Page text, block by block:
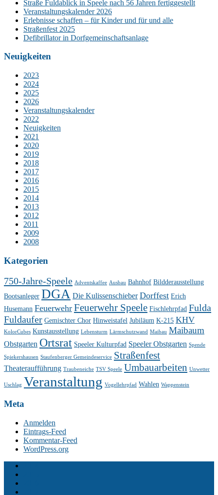
Straße Fuldablick in Speele nach 56 Jahren fertiggestellt
Veranstaltungskalender 2026
Erlebnisse schaffen – für Kinder und für und alle
Straßenfest 2025
Defibrillator in Dorfgemeinschaftsanlage
Neuigkeiten
2023
2024
2025
2026
Veranstaltungskalender
2022
Neuigkeiten
2021
2020
2019
2018
2017
2016
2015
2014
2013
2012
2011
2009
2008
Kategorien
750-Jahre-Speele Adventskaffee Ausbau Bahnhof Bildderausstellung
Bootsanleger DGA Die Kulissenschieber Dorffest Erich
Husemann Feuerwehr Feuerwehr Speele Fischlehrpfad Fulda
Fuldaufer Gemischter Chor Hinweistafel Jubiläum K-215 KHV
KolorCubes Kunstausstellung Lebensturm Lärmschutzwand Maibau Maibaum
Obstgarten Ortsrat Speeler Kulturpfad Speeler Obstgarten Spende
Spiekershausen Staufenberger Gemeindeservice Straßenfest
Theateraufführung Traubeneiche TSV Speele Umbauarbeiten Unwetter
Uschlag Veranstaltung Vogellehrpfad Wahlen Wappenstein
Meta
Anmelden
Eintrags-Feed
Kommentar-Feed
WordPress.org